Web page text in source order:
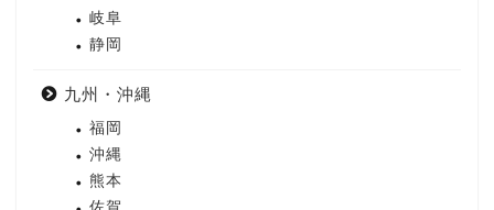
岐阜
静岡
九州・沖縄
福岡
沖縄
熊本